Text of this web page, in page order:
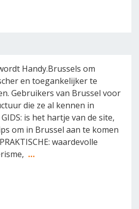
Handy.Brussels om
en toegankelijker te
Gebruikers van Brussel voor
die ze al kennen in
is het hartje van de site,
om in Brussel aan te komen
waardevolle
…